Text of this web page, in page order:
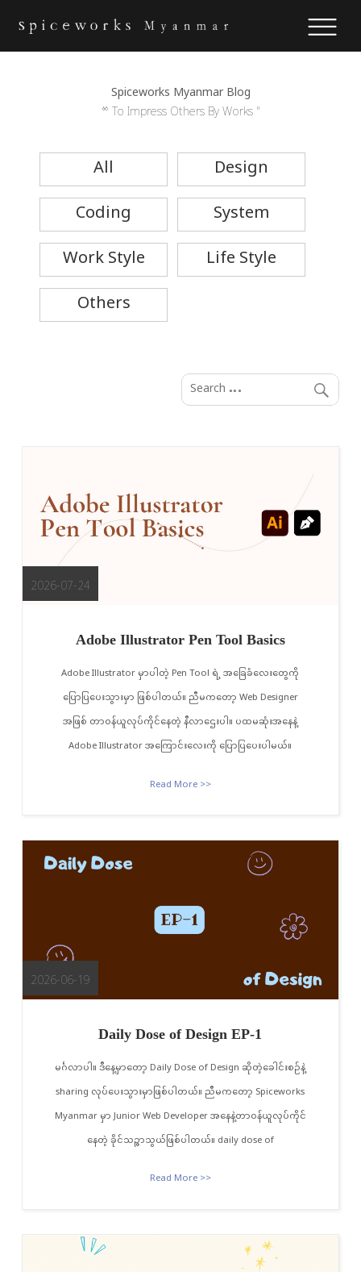
Spiceworks Myanmar Blog
“ To Impress Others By Works "
All
Design
Coding
System
Work Style
Life Style
Others
2026-07-24
Adobe Illustrator Pen Tool Basics
Adobe Illustrator မှာပါတဲ့ Pen Tool ရဲ့ အခြေခံလေးတွေကို
ပြောပြပေးသွားမှာ ဖြစ်ပါတယ်။ ညီမကတော့ Web Designer
အဖြစ် တာဝန်ယူလုပ်ကိုင်နေတဲ့ နီလာဌေးပါ။ ပထမဆုံးအနေနဲ့
Adobe Illustrator အကြောင်းလေးကို ပြောပြပေးပါမယ်။
Read More >>
2026-06-19
Daily Dose of Design EP-1
မင်္ဂလာပါ။ ဒီနေ့မှာတော့ Daily Dose of Design ဆိုတဲ့ခေါင်းစဉ်နဲ့
sharing လုပ်ပေးသွားမှာဖြစ်ပါတယ်။ ညီမကတော့ Spiceworks
Myanmar မှာ Junior Web Developer အနေနဲ့တာဝန်ယူလုပ်ကိုင်
နေတဲ့ ခိုင်သဉ္ဇာသွယ်ဖြစ်ပါတယ်။ daily dose of
Read More >>